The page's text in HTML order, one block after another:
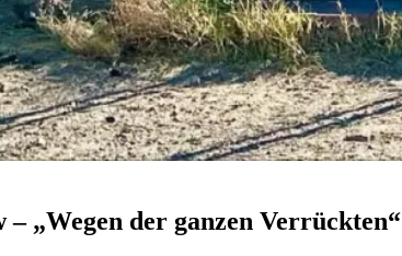
„Wegen der ganzen Verrückten“